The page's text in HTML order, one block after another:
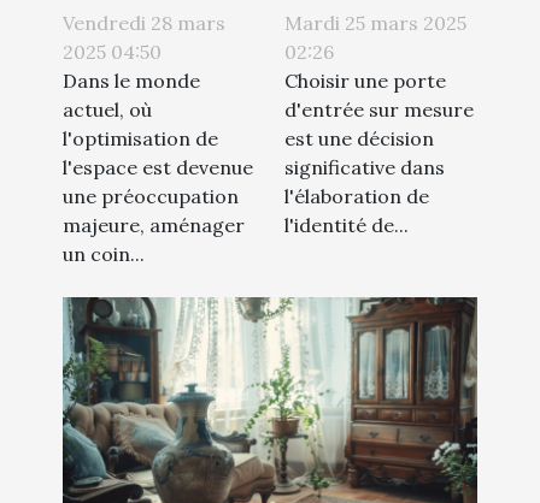
dans un
espace
restreint
stratégies et
astuces
Vendredi 28 mars
2025 04:50
Dans le monde
actuel, où
l'optimisation de
l'espace est devenue
une préoccupation
majeure, aménager
un coin...
porte d'entrée
sur mesure
pour votre
maison
Mardi 25 mars 2025
02:26
Choisir une porte
d'entrée sur mesure
est une décision
significative dans
l'élaboration de
l'identité de...